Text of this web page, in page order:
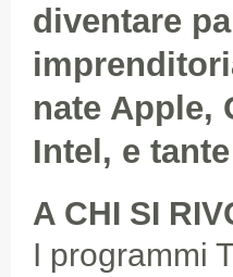
diventare
nate Apple,
Intel, e
A CHI SI
I programmi